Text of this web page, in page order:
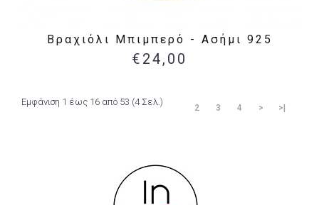
Βραχιόλι Μπιμπερό - Ασήμι 925
€24,00
Εμφάνιση 1 έως 16 από 53 (4 Σελ.)
2 3 4 > >|